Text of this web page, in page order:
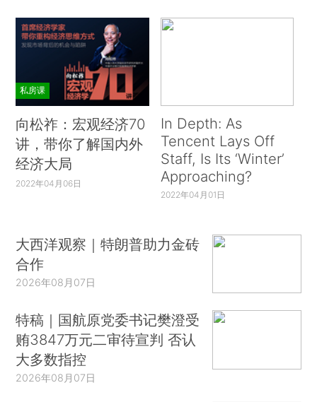
私房课
向松祚：宏观经济70
讲，带你了解国内外
经济大局
2022年04月06日
In Depth: As
Tencent Lays Off
Staff, Is Its ‘Winter’
Approaching?
2022年04月01日
大西洋观察｜特朗普助力金砖
合作
2026年08月07日
特稿｜国航原党委书记樊澄受
贿3847万元二审待宣判 否认
大多数指控
2026年08月07日